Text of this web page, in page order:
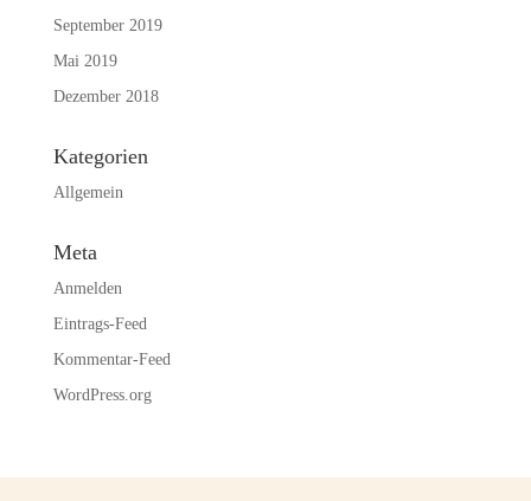
September 2019
Mai 2019
Dezember 2018
Kategorien
Allgemein
Meta
Anmelden
Eintrags-Feed
Kommentar-Feed
WordPress.org